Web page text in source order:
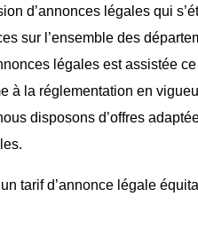
d’annonces légales qui
sur l’ensemble des
légales est assistée
à la réglementation en
disposons d’offres
tarif d’annonce légale